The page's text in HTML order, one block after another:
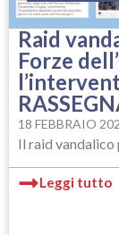
Raid
Forze
18 FEBBRAIO
Il raid
Leggi tutto